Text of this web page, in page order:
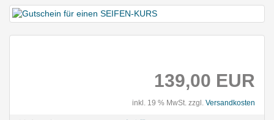
139,00 EUR
inkl. 19 % MwSt. zzgl. Versandkosten